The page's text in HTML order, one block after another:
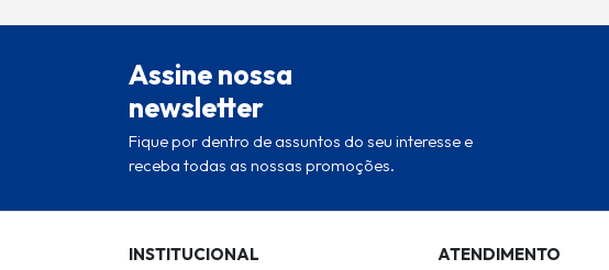
Assine nossa
newsletter
Fique por dentro de assuntos do seu interesse e
receba todas as nossas promoções.
INSTITUCIONAL ATENDIMENTO